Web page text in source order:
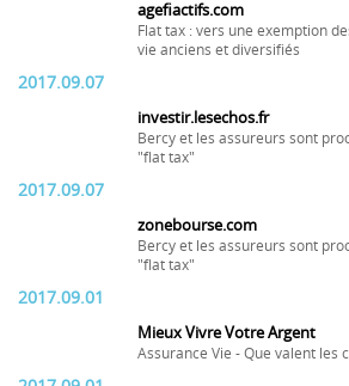
agefiactifs.com
Flat tax : vers une exemption
vie anciens et diversifiés
2017.09.07
investir.lesechos.fr
Bercy et les assureurs sont
"flat tax"
2017.09.07
zonebourse.com
Bercy et les assureurs sont
"flat tax"
2017.09.01
Mieux Vivre Votre Argent
Assurance Vie - Que valent les